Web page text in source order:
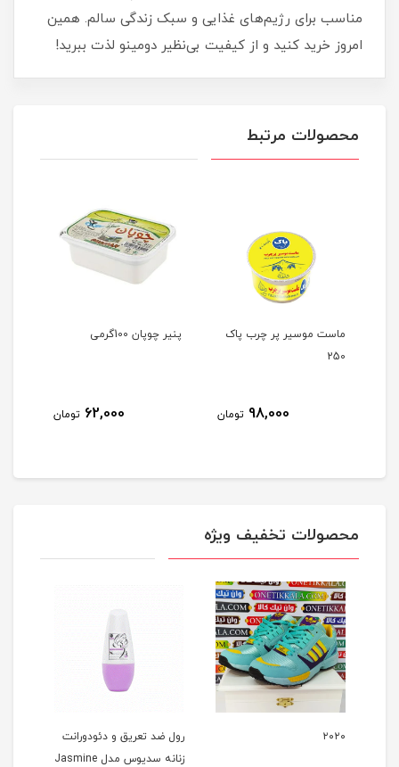
مناسب برای رژیم‌های غذایی و سبک زندگی سالم. همین
امروز خرید کنید و از کیفیت بی‌نظیر دومینو لذت ببرید!
محصولات مرتبط
ماست موسیر پر چرب پاک
250
98,000 تومان
پنیر چوپان 100گرمی
62,000 تومان
محصولات تخفیف ویژه
۲۰۲۰
رول ضد تعریق و دئودورانت
زنانه سدیوس مدل Jasmine